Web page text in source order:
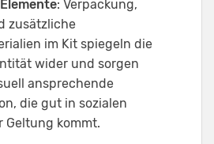
: Verpackung,
zusätzliche
im Kit spiegeln die
wider und sorgen
ansprechende
die gut in sozialen
Geltung kommt.